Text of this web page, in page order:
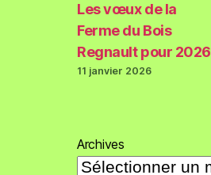
Les vœux de la
Ferme du Bois
Regnault pour 2026
11 janvier 2026
Archives